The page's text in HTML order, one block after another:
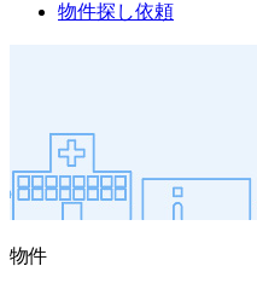
物件探し依頼
物件